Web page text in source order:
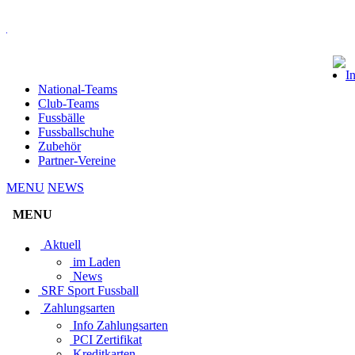
National-Teams
Club-Teams
Fussbälle
Fussballschuhe
Zubehör
Partner-Vereine
MENU NEWS
MENU
Aktuell
im Laden
News
SRF Sport Fussball
Zahlungsarten
Info Zahlungsarten
PCI Zertifikat